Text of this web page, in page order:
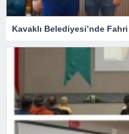
Kavaklı Belediyesi’nde